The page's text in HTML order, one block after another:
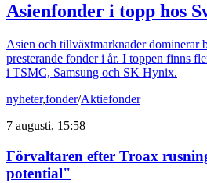
Asienfonder i topp hos
Asien och tillväxtmarknader dominerar
presterande fonder i år. I toppen finns
i TSMC, Samsung och SK Hynix.
nyheter,fonder/Aktiefonder
7 augusti, 15:58
Förvaltaren efter Troax
potential"